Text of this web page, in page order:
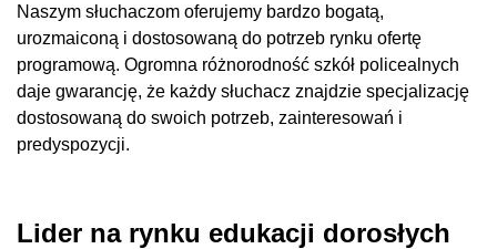
Naszym słuchaczom oferujemy bardzo bogatą,
urozmaiconą i dostosowaną do potrzeb rynku ofertę
programową. Ogromna różnorodność szkół policealnych
daje gwarancję, że każdy słuchacz znajdzie specjalizację
dostosowaną do swoich potrzeb, zainteresowań i
predyspozycji.
Lider na rynku edukacji dorosłych